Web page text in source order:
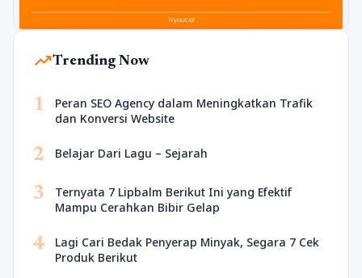
trending_upTrending Now
1
Peran SEO Agency dalam Meningkatkan Trafik
dan Konversi Website
2 Belajar Dari Lagu – Sejarah
3
Ternyata 7 Lipbalm Berikut Ini yang Efektif
Mampu Cerahkan Bibir Gelap
4
Lagi Cari Bedak Penyerap Minyak, Segara 7 Cek
Produk Berikut